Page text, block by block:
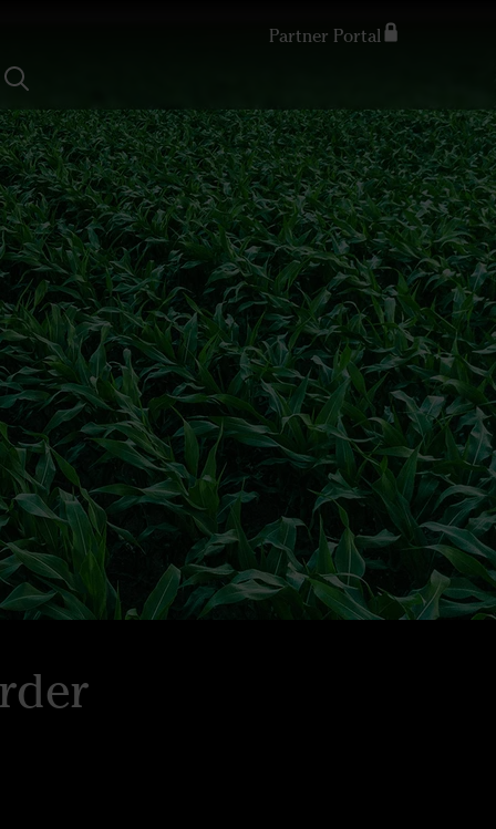
Partner Portal